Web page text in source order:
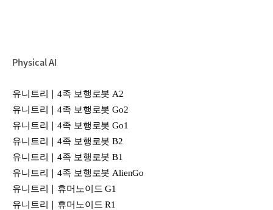
Physical AI
유니트리｜4족 보행로봇 A2
유니트리｜4족 보행로봇 Go2
유니트리｜4족 보행로봇 Go1
유니트리｜4족 보행로봇 B2
유니트리｜4족 보행로봇 B1
유니트리｜4족 보행로봇 AlienGo
유니트리｜휴머노이드 G1
유니트리｜휴머노이드 R1